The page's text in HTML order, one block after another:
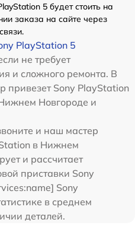
5 будет стоить на
заказа на сайте через
PlayStation 5
не требует
и сложного ремонта. В
привезет Sony PlayStation
Новгороде и
и наш мастер
в Нижнем
и рассчитает
приставки Sony
Sony
в среднем
деталей.